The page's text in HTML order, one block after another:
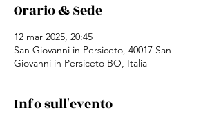
Orario & Sede
12 mar 2025, 20:45
San Giovanni in Persiceto, 40017 San
Giovanni in Persiceto BO, Italia
Info sull'evento